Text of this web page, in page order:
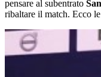
pensare al subentrato
ribaltare il match. Ecco